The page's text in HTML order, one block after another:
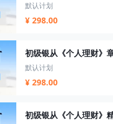
默认计划
¥ 298.00
初级银从《个人理财》
默认计划
¥ 298.00
初级银从《个人理财》